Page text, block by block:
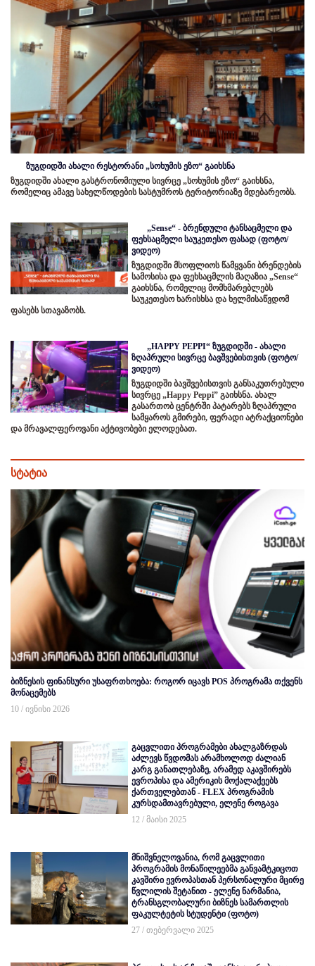
ზუგდიდში ახალი რესტორანი „სოხუმის ეზო“ გაიხსნა
ზუგდიდში ახალი გასტრონომიული სივრცე „სოხუმის ეზო“ გაიხსნა,
რომელიც ამავე სახელწოდების სასტუმროს ტერიტორიაზე მდებარეობს.
„Sense“ - ბრენდული ტანსაცმელი და
ფეხსაცმელი საუკეთესო ფასად (ფოტო/
ვიდეო)
ზუგდიდში მსოფლიოს წამყვანი ბრენდების
სამოსისა და ფეხსაცმლის მაღაზია „Sense“
გაიხსნა, რომელიც მომხმარებლებს
საუკეთესო ხარისხსა და ხელმისაწვდომ
ფასებს სთავაზობს.
„HAPPY PEPPI“ ზუგდიდში - ახალი
ზღაპრული სივრცე ბავშვებისთვის (ფოტო/
ვიდეო)
ზუგდიდში ბავშვებისთვის განსაკუთრებული
სივრცე „Happy Peppi” გაიხსნა. ახალ
გასართობ ცენტრში პატარებს ზღაპრული
სამყაროს გმირები, ფერადი ატრაქციონები
და მრავალფეროვანი აქტივობები ელოდებათ.
სტატია
ბიზნესის ფინანსური უსაფრთხოება: როგორ იცავს POS პროგრამა თქვენს
მონაცემებს
10 / ივნისი 2026
გაცვლითი პროგრამები ახალგაზრდას
აძლევს წვდომას არამხოლოდ ძალიან
კარგ განათლებაზე, არამედ აკავშირებს
ევროპისა და ამერიკის მოქალაქეებს
ქართველებთან - FLEX პროგრამის
კურსდამთავრებული, ელენე როგავა
12 / მაისი 2025
მნიშვნელოვანია, რომ გაცვლითი
პროგრამის მონაწილეებმა განვამტკიცოთ
კავშირი ევროპასთან პერსონალური მცირე
წვლილის შეტანით - ელენე ნარმანია,
ტრანსგლობალური ბიზნეს სამართლის
ფაკულტეტის სტუდენტი (ფოტო)
27 / თებერვალი 2025